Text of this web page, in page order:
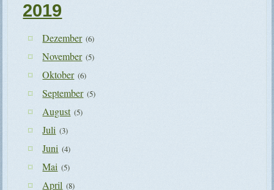
2019
Dezember (6)
November (5)
Oktober (6)
September (5)
August (5)
Juli (3)
Juni (4)
Mai (5)
April (8)